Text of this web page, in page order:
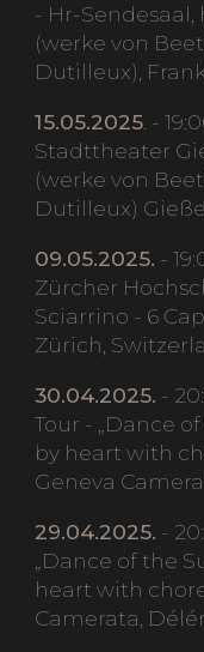
- Hr-
(werke von
Dutilleux),
15.05.2025 . -
Stadttheater
(werke von
Dutilleux)
09.05.2025. -
Zürcher
Sciarrino - 6
Zürich,
30.04.2025. -
Tour - „Dance
by heart with
Geneva
29.04.2025. -
„Dance of the
heart with
Camerata,